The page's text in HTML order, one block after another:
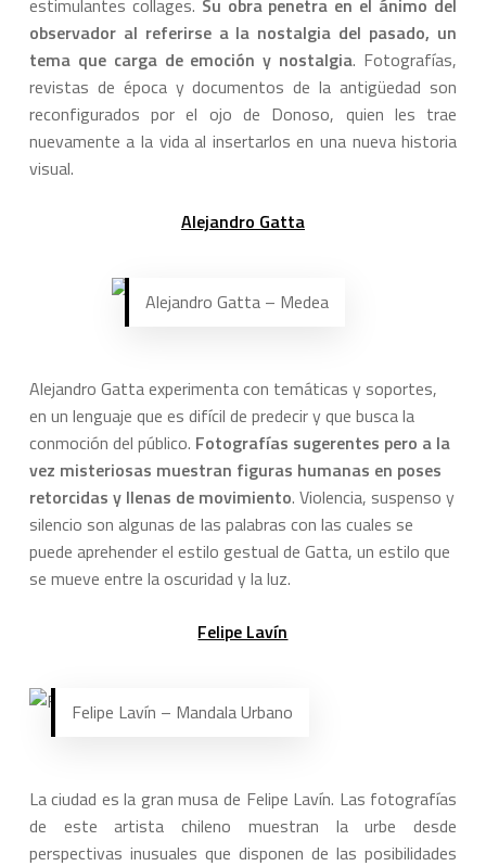
estimulantes collages. Su obra penetra en el ánimo del
observador al referirse a la nostalgia del pasado, un
tema que carga de emoción y nostalgia. Fotografías,
revistas de época y documentos de la antigüedad son
reconfigurados por el ojo de Donoso, quien les trae
nuevamente a la vida al insertarlos en una nueva historia
visual.
Alejandro Gatta
Alejandro Gatta – Medea
Alejandro Gatta experimenta con temáticas y soportes,
en un lenguaje que es difícil de predecir y que busca la
conmoción del público. Fotografías sugerentes pero a la
vez misteriosas muestran figuras humanas en poses
retorcidas y llenas de movimiento. Violencia, suspenso y
silencio son algunas de las palabras con las cuales se
puede aprehender el estilo gestual de Gatta, un estilo que
se mueve entre la oscuridad y la luz.
Felipe Lavín
Felipe Lavín – Mandala Urbano
La ciudad es la gran musa de Felipe Lavín. Las fotografías
de este artista chileno muestran la urbe desde
perspectivas inusuales que disponen de las posibilidades